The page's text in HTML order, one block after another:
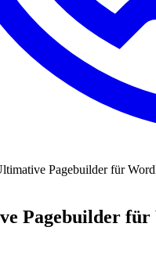
Pagebuilder für
Pagebuilder für